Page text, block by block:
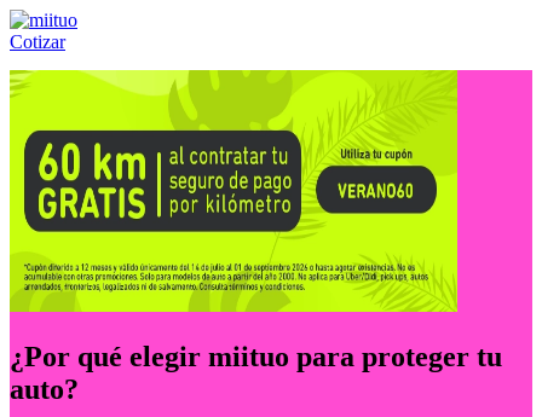
Cotizar
Llámanos al:(55) 84-21-05-00 ó
¿Por qué elegir miituo para proteger tu
auto?